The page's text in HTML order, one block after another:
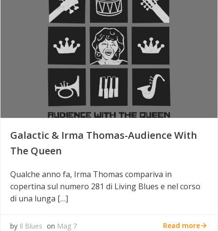
Galactic & Irma Thomas-Audience With
The Queen
Qualche anno fa, Irma Thomas compariva in
copertina sul numero 281 di Living Blues e nel corso
di una lunga […]
by Il Blues on Mag 7 Read more